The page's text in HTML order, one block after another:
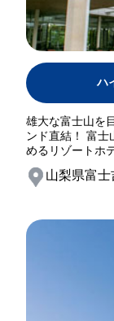
ハ
雄大な富士山を
ンド直結！ 富士
めるリゾートホ
山梨県富士